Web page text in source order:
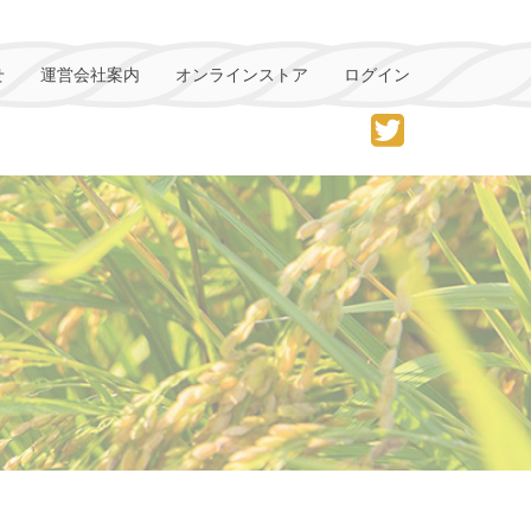
ログイン
オンラインストア
運営会社案内